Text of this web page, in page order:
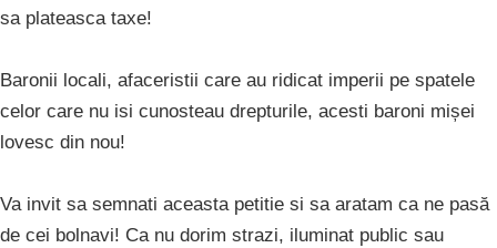
sa plateasca taxe!
Baronii locali, afaceristii care au ridicat imperii pe spatele
celor care nu isi cunosteau drepturile, acesti baroni mișei
lovesc din nou!
Va invit sa semnati aceasta petitie si sa aratam ca ne pasă
de cei bolnavi! Ca nu dorim strazi, iluminat public sau